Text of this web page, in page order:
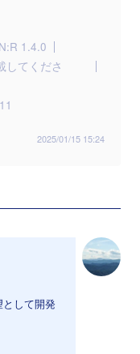
1.4.0
してくださ
2025/01/15 15:24
して開発